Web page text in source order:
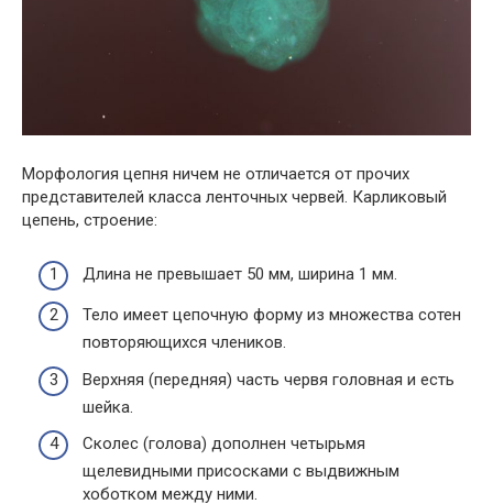
Морфология цепня ничем не отличается от прочих
представителей класса ленточных червей. Карликовый
цепень, строение:
Длина не превышает 50 мм, ширина 1 мм.
Тело имеет цепочную форму из множества сотен
повторяющихся члеников.
Верхняя (передняя) часть червя головная и есть
шейка.
Сколес (голова) дополнен четырьмя
щелевидными присосками с выдвижным
хоботком между ними.